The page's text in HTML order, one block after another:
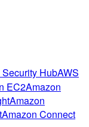
Security HubAWS
EC2Amazon
Amazon
Amazon Connect